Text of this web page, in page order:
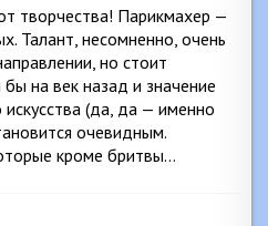
творчества! Парикмахер —
Талант, несомненно, очень
но стоит
бы на век назад и значение
искусства (да, да — именно
очевидным.
кроме бритвы…